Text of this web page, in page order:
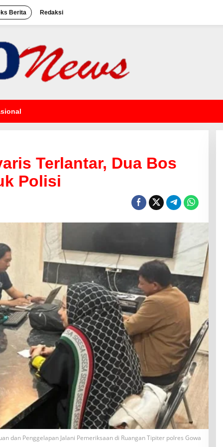
Berita Redaksi
Terlantar, Dua Bos
Polisi
dan Penggelapan Jalani Pemeriksaan di Ruangan Tipiter polres Gowa